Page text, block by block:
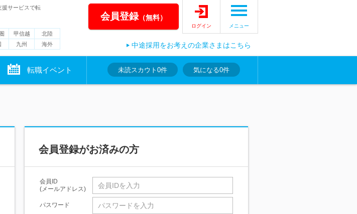
援サービスで転
甲信越
北陸
九州 海外
会員登録（無料）
ログイン メニュー
中途採用をお考えの企業さまはこちら
転職イベント 未読スカウト 0件 気になる0件
会員登録がお済みの方
会員ID
(メールアドレス)
パスワード